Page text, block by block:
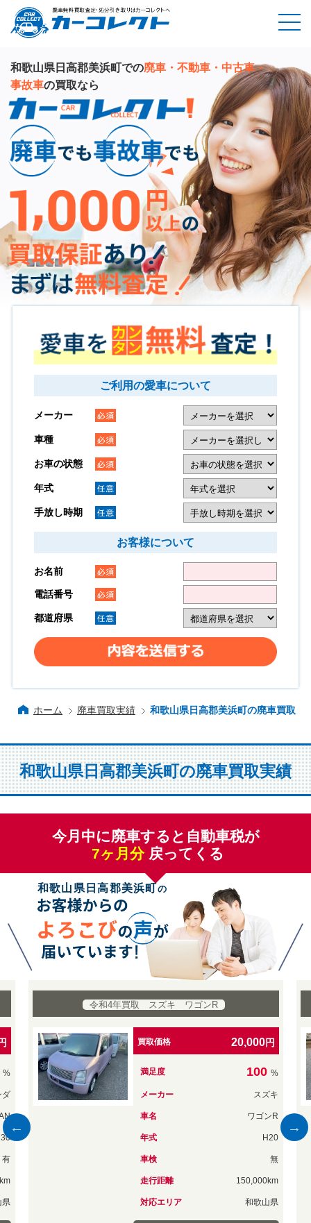
和歌山県日高郡美浜町での廃車・不動車・中古車・
事故車の買取なら
ご利用の愛車について
メーカー
車種
お車の状態
年式
手放し時期
お客様について
お名前
電話番号
都道府県
ホーム 廃車買取実績 和歌山県日高郡美浜町の廃車買取
和歌山県日高郡美浜町の廃車買取実績
今月中に廃車すると自動車税が
7ヶ月分戻ってくる
和歌山県日高郡美浜町の
%
キ
R
無
県
令和4年買取 スズキ MRワゴン
買取価格 30,000円
満足度 100 %
メーカー スズキ
車名 MRワゴン
年式 H18
車検 無
走行距離 122,000km
対応エリア 和歌山県